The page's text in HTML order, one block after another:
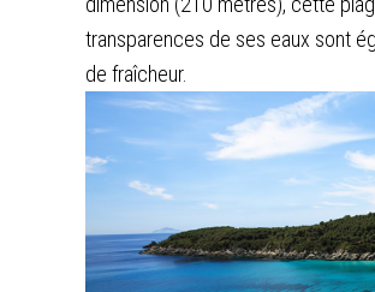
transparences de ses eaux sont
de fraîcheur.